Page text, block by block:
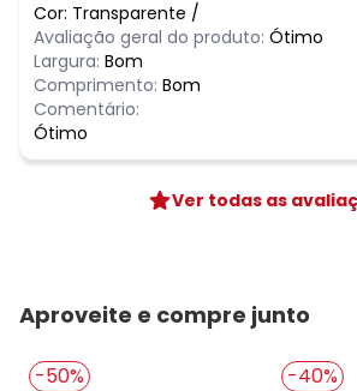
Cor: Transparente /
Avaliação geral do produto: Ótimo
Largura: Bom
Comprimento: Bom
Comentário:
Ótimo
Ver todas as
Aproveite e compre junto
-50% -40%